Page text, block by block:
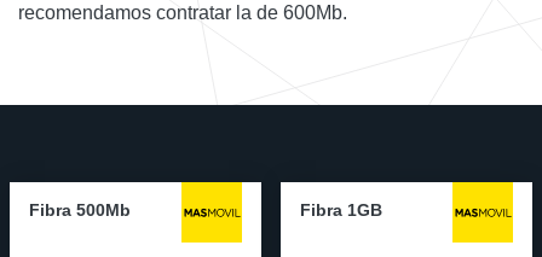
recomendamos contratar la de 600Mb.
Fibra 500Mb Fibra 1GB